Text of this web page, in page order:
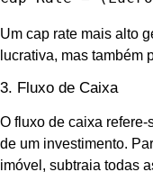
Um cap rate mais alto
lucrativa, mas também
3. Fluxo de Caixa
O fluxo de caixa
de um investimento.
imóvel, subtraia todas